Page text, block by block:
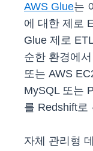
AWS Glue는
에 대한 제로
Glue 제로
순한 환경에
또는 AWS
MySQL 또는
를 Redshift로
자체 관리형